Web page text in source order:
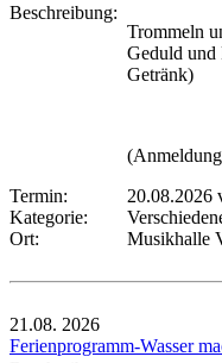
Beschreibung:
Trommeln
Geduld und
Getränk)
Termin:
20.08.2026
Kategorie:
Ort:
Musikhalle
21.08. 2026
Ferienprogramm-Wasser